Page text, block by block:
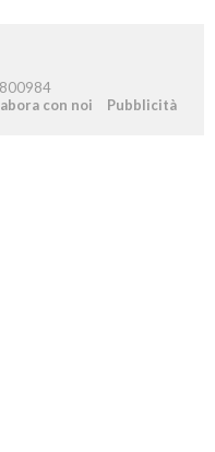
con noi
Pubblicità